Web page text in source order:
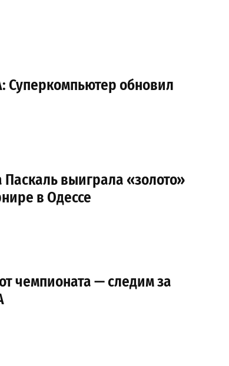
Суперкомпьютер обновил
выиграла «золото»
в Одессе
чемпионата — следим за